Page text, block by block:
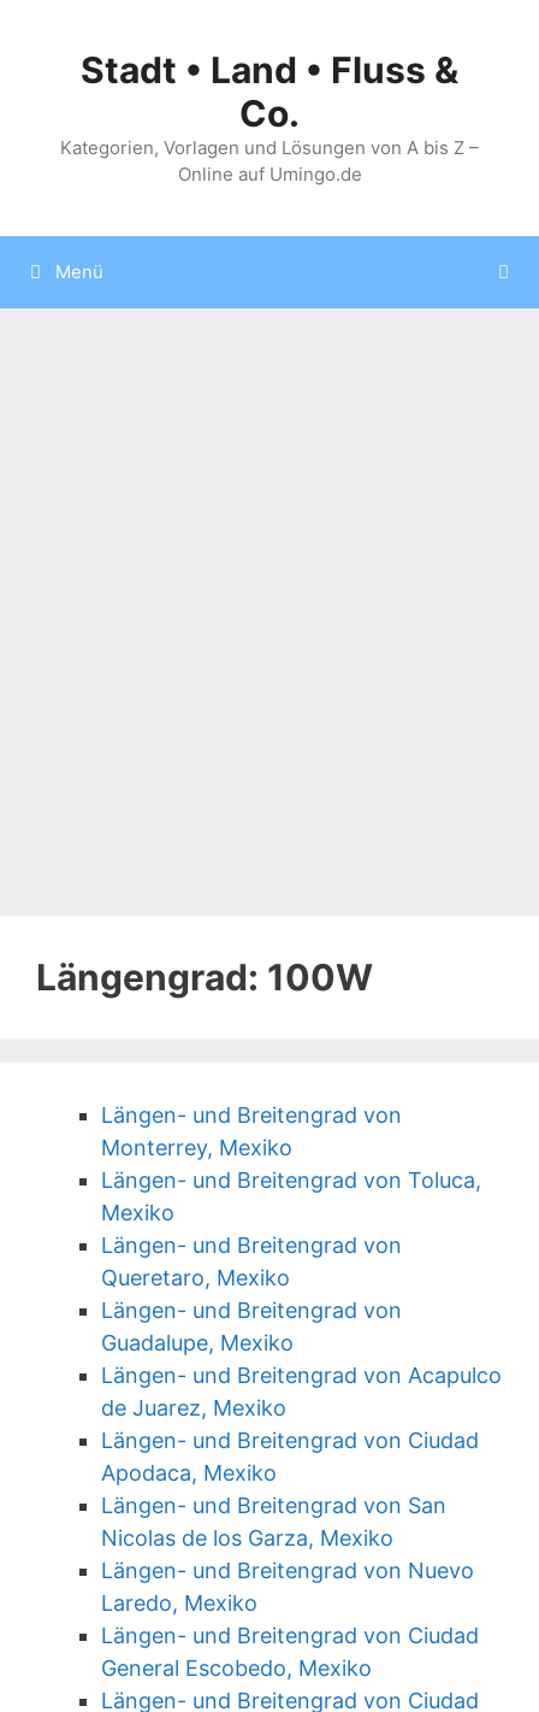
springenStadt • Land • Fluss &
Co.
Kategorien, Vorlagen und Lösungen von A bis Z –
Online auf Umingo.de
Menü
Längengrad: 100W
Längen- und Breitengrad von
Monterrey, Mexiko
Längen- und Breitengrad von Toluca,
Mexiko
Längen- und Breitengrad von
Queretaro, Mexiko
Längen- und Breitengrad von
Guadalupe, Mexiko
Längen- und Breitengrad von Acapulco
de Juarez, Mexiko
Längen- und Breitengrad von Ciudad
Apodaca, Mexiko
Längen- und Breitengrad von San
Nicolas de los Garza, Mexiko
Längen- und Breitengrad von Nuevo
Laredo, Mexiko
Längen- und Breitengrad von Ciudad
General Escobedo, Mexiko
Längen- und Breitengrad von Ciudad